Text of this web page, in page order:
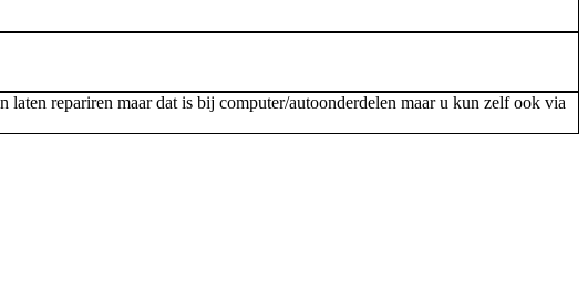
repariren maar dat is bij computer/autoonderdelen maar u kun zelf ook via